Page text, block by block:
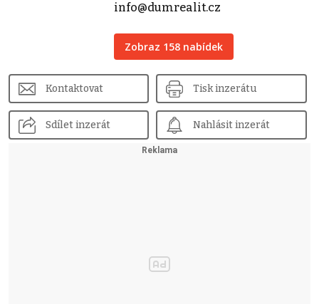
info@dumrealit.cz
Zobraz 158 nabídek
Kontaktovat Tisk inzerátu
Sdílet inzerát Nahlásit inzerát